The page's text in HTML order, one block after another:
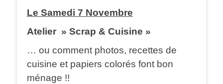
Le Samedi 7 Novembre
Atelier » Scrap & Cuisine »
… ou comment photos, recettes de
cuisine et papiers colorés font bon
ménage !!